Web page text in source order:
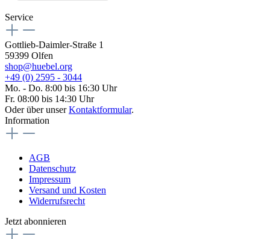
Service
Gottlieb-Daimler-Straße 1
59399 Olfen
shop@huebel.org
+49 (0) 2595 - 3044
Mo. - Do. 8:00 bis 16:30 Uhr
Fr. 08:00 bis 14:30 Uhr
Oder über unserKontaktformular.
Information
AGB
Datenschutz
Impressum
Versand und Kosten
Widerrufsrecht
Jetzt abonnieren